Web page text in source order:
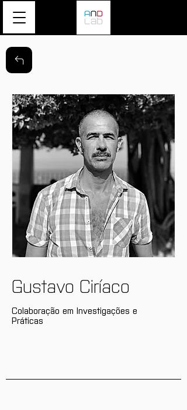
Gustavo Ciríaco
Colaboração em Investigações e
Práticas